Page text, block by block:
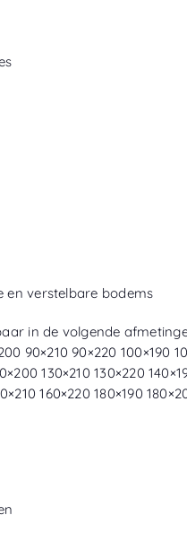
en verstelbare bodems
in de volgende
90×210 90×220 100×190
130×210 130×220
160×220 180×190